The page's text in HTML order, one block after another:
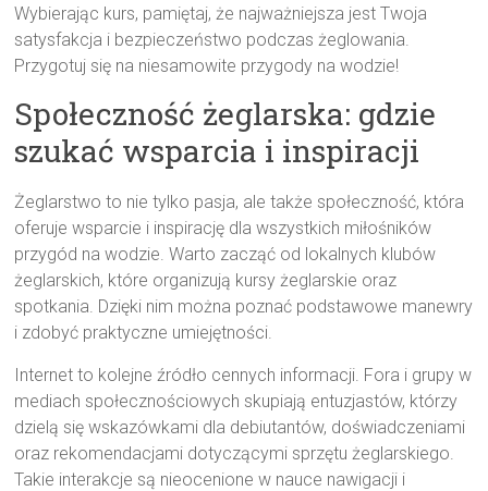
Wybierając kurs, pamiętaj, że najważniejsza jest Twoja
satysfakcja i bezpieczeństwo podczas żeglowania.
Przygotuj się na niesamowite przygody na wodzie!
Społeczność żeglarska: gdzie
szukać wsparcia i inspiracji
Żeglarstwo to nie tylko pasja, ale także społeczność, która
oferuje wsparcie i inspirację dla wszystkich miłośników
przygód na wodzie. Warto zacząć od lokalnych klubów
żeglarskich, które organizują kursy żeglarskie oraz
spotkania. Dzięki nim można poznać podstawowe manewry
i zdobyć praktyczne umiejętności.
Internet to kolejne źródło cennych informacji. Fora i grupy w
mediach społecznościowych skupiają entuzjastów, którzy
dzielą się wskazówkami dla debiutantów, doświadczeniami
oraz rekomendacjami dotyczącymi sprzętu żeglarskiego.
Takie interakcje są nieocenione w nauce nawigacji i